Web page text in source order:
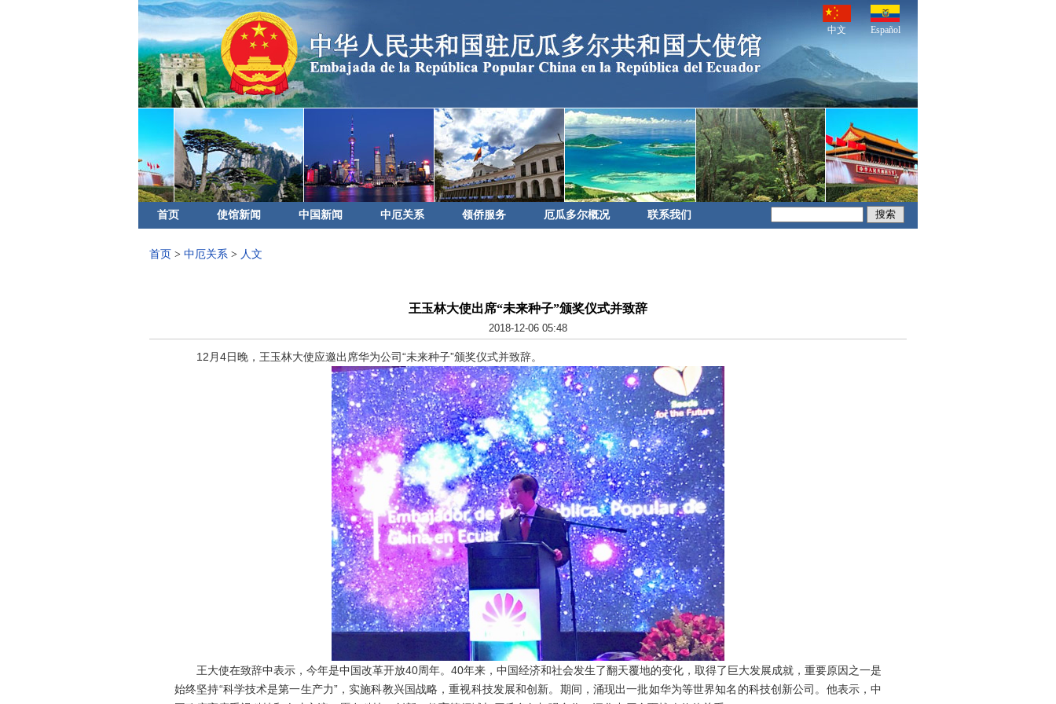
中文 Español
首页 使馆新闻 中国新闻 中厄关系 领侨服务 厄瓜多尔概况 联系我们
首页 > 中厄关系 > 人文
王玉林大使出席“未来种子”颁奖仪式并致辞
2018-12-06 05:48
12月4日晚，王玉林大使应邀出席华为公司“未来种子”颁奖仪式并致辞。
王大使在致辞中表示，今年是中国改革开放40周年。40年来，中国经济和社会发生了翻天覆地的变化，取得了巨大发展成就，重要原因之一是
始终坚持“科学技术是第一生产力”，实施科教兴国战略，重视科技发展和创新。期间，涌现出一批如华为等世界知名的科技创新公司。他表示，中